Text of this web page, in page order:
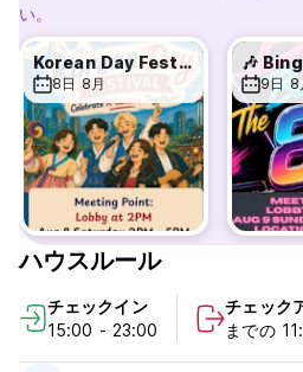
様々な冒険に沿ったユニークで理想
プ中、一晩熱いシャワーを浴びてゆ
んか？それとも家族でスキー旅行で
戦ですか？またはスコーキーロッジ
ットハットアルパインクラブカナダ
ハイキング仲間をお探しですか？ HI
ンターは人と人が巡り会う最適な場
ー山脈での計画の一秒足りとも無駄
o 最高６人の相部屋
o 個室＆家族部屋
o 無料無線インターネット
o 衛星放送 TV
o 地元スキー場までの無料シャトル
い。
Korean Day Festival
8日 8月 9日 8
ハウスルール
チェックイン
15:00 - 23:00
チェック
までの